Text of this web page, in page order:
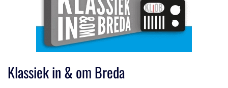
Klassiek in & om Breda